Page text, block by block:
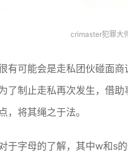
crimaster犯罪大
有可能会是走私团伙碰面
了制止走私再次发生，借
，将其绳之于法。
于字母的了解，其中w和s